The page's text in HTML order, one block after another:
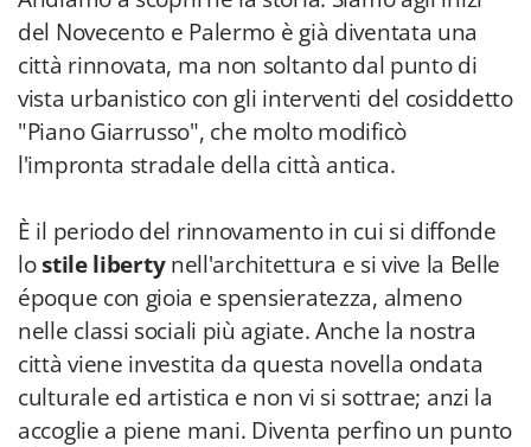
del Novecento e Palermo è già diventata una
città rinnovata, ma non soltanto dal punto di
vista urbanistico con gli interventi del cosiddetto
"Piano Giarrusso", che molto modificò
l'impronta stradale della città antica.
È il periodo del rinnovamento in cui si diffonde
lostile libertynell'architettura e si vive la Belle
époque con gioia e spensieratezza, almeno
nelle classi sociali più agiate. Anche la nostra
città viene investita da questa novella ondata
culturale ed artistica e non vi si sottrae; anzi la
accoglie a piene mani. Diventa perfino un punto